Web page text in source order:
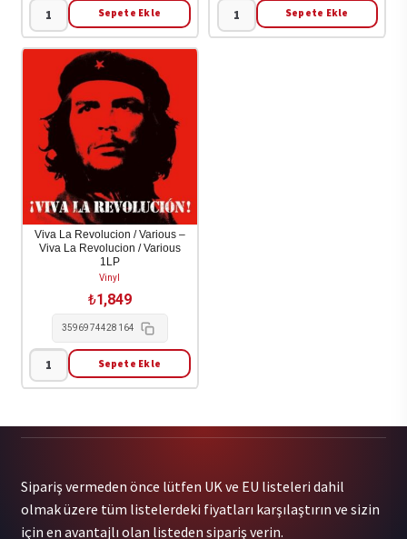
Lumingu
Puati
(Zorro)
Mosese
1LP
adet
Sepete Ekle
!!!
Sepete Ekle
Viva La Revolucion / Various –
Viva La Revolucion / Various
1LP
Vinyl
₺1,849
3596974428164
Viva
/
-
Viva
La
Sepete Ekle
Sipariş vermeden önce lütfen UK ve EU listeleri dahil
olmak üzere tüm listelerdeki fiyatları karşılaştırın ve sizin
için en avantajlı olan listeden sipariş verin.